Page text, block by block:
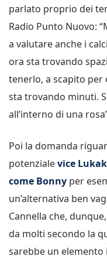
parlato proprio dei
Radio Punto Nuovo:
a valutare anche i
ora sta trovando
tenerlo, a scapito per
sta trovando minuti.
all’interno di una
Poi la domanda
potenzialevice
come Bonny per
un’alternativa ben
Cannella che,
da molti secondo la
sarebbe un elemento